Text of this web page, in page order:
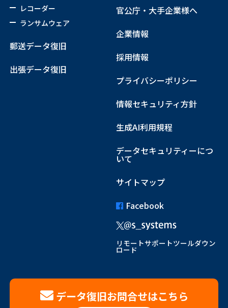
レコーダー
ランサムウェア
郵送データ復旧
出張データ復旧
官公庁・大手企業様へ
企業情報
採用情報
プライバシーポリシー
情報セキュリティ方針
生成AI利用規程
データセキュリティーにつ
いて
サイトマップ
Facebook
リモートサポートツールダウン
ロード
データ復旧お問合せはこちら